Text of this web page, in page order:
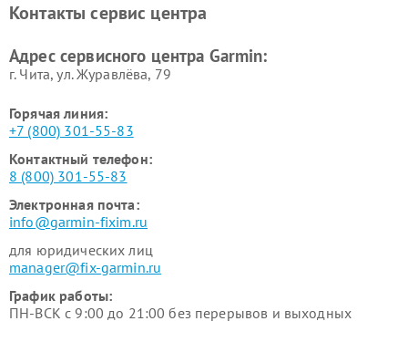
Контакты сервис центра
Адрес сервисного центра Garmin:
г. Чита, ул. Журавлёва, 79
Горячая линия:
+7 (800) 301-55-83
Контактный телефон:
8 (800) 301-55-83
Электронная почта:
info@garmin-fixim.ru
для юридических лиц
manager@fix-garmin.ru
График работы:
ПН-ВСК с 9:00 до 21:00 без перерывов и выходных